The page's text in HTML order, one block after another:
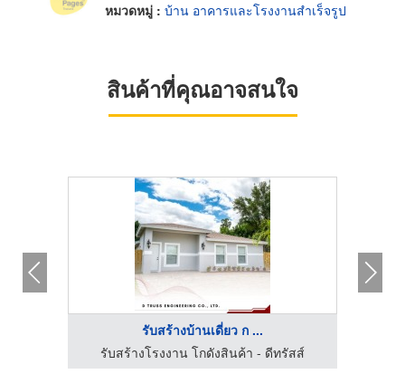
หมวดหมู่ : บ้าน อาคารและโรงงานสำเร็จรูป
สินค้าที่คุณอาจสนใจ
รับสร้างบ้านเดี่ยว ก ...
รับสร้างโรงงาน โกดังสินค้า - ดีทรัสส์